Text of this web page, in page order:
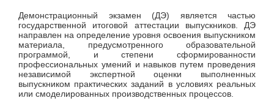
Демонстрационный экзамен (ДЭ) является частью
государственной итоговой аттестации выпускников. ДЭ
направлен на определение уровня освоения выпускником
материала, предусмотренного образовательной
программой, и степени сформированности
профессиональных умений и навыков путем проведения
независимой экспертной оценки выполненных
выпускником практических заданий в условиях реальных
или смоделированных производственных процессов.